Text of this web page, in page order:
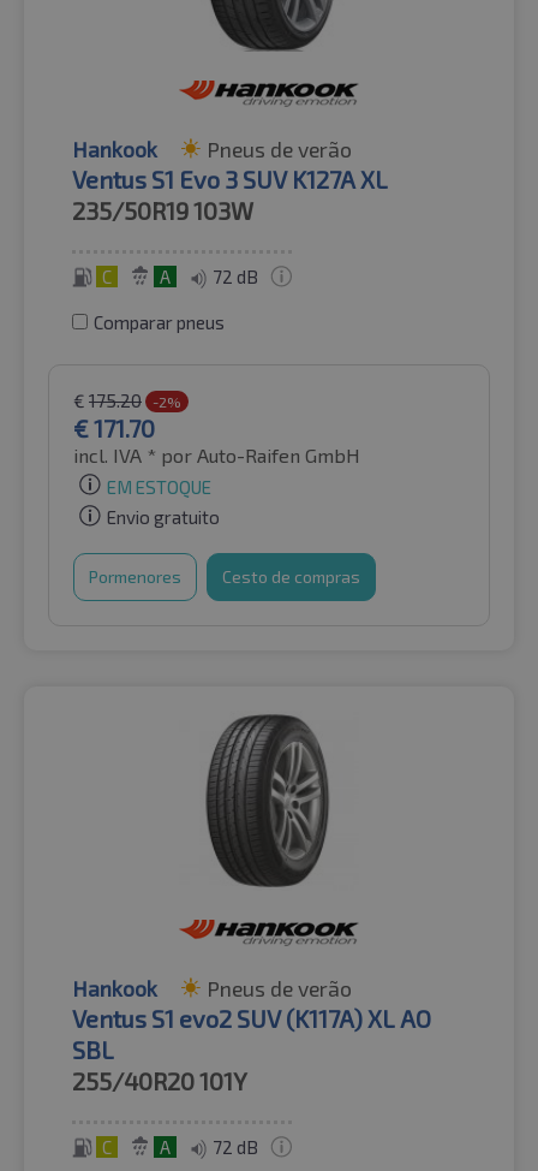
Hankook Pneus de verão
Ventus S1 Evo 3 SUV K127A XL
235/50R19103W
C A 72 dB
Comparar pneus
€ 175.20 -2%
€171.70
incl. IVA * por Auto-Raifen GmbH
EM ESTOQUE
Envio gratuito
Pormenores Cesto de compras
Hankook Pneus de verão
Ventus S1 evo2 SUV (K117A) XL AO
SBL
255/40R20101Y
C A 72 dB